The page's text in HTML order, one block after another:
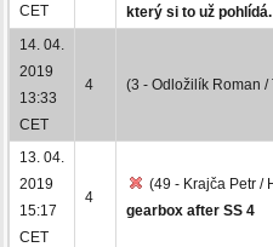
CET
který si to už pohlídá.
14. 04.
2019
13:33
CET
4 (3 - Odložilík Roman /
13. 04.
2019
15:17
CET
4
(49 - Krajča Petr /
gearbox after SS 4